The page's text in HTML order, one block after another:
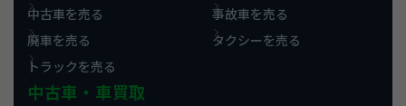
中古車を売る
事故車を売る
廃車を売る
タクシーを売る
トラックを売る
中古車・車買取